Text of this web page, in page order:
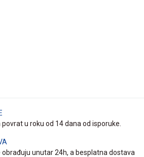
u roku od 14 dana od isporuke.
obrađuju unutar 24h, a besplatna dostava